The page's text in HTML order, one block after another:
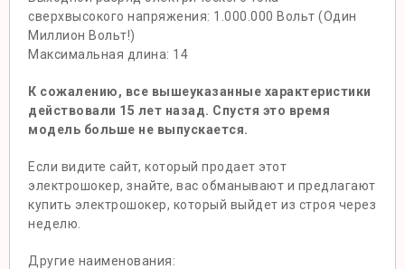
сверхвысокого напряжения: 1.000.000 Вольт (Один
Миллион Вольт!)
Максимальная длина: 14
К сожалению, все вышеуказанные характеристики
действовали 15 лет назад. Спустя это время
модель больше не выпускается.
Если видите сайт, который продает этот
электрошокер, знайте, вас обманывают и предлагают
купить электрошокер, который выйдет из строя через
неделю.
Другие наименования: